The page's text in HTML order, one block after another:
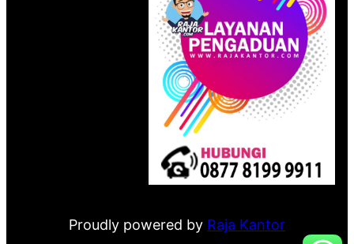
Proudly powered by Raja Kantor